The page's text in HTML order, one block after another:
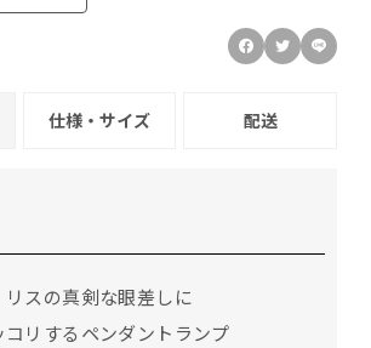
仕様・サイズ 配送
リスの真剣な眼差しに
コリするペンダントランプ